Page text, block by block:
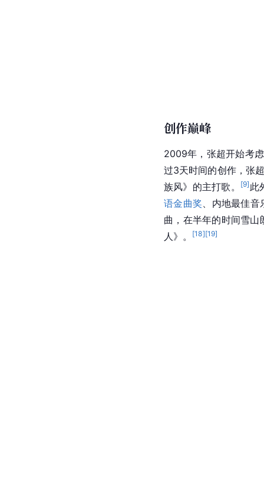
创作巅峰
2009年，张超开始考
过3天时间的创作，张
族风》的主打歌。
[9] 此
语金曲奖 、内地最佳
曲，在半年的时间雪山
人》。
[18][19]